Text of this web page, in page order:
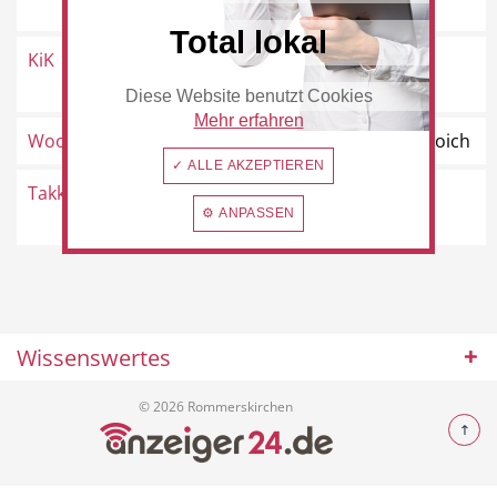
Beauty & Wellness Auto
Handwerk Sport & Freizeit
Rommerskirchen
KiK
Venloer Straße 2, 41569
Rommerskirchen
Woolworth Ostwall 31, 41515 Grevenbroich
Takko Fashion
Mariannenpark 12a, 41569
Rommerskirchen
Wissenswertes
© 2026 Rommerskirchen
Total lokal
Diese Website benutzt Cookies
Mehr erfahren
✓ ALLE AKZEPTIEREN
⚙ ANPASSEN